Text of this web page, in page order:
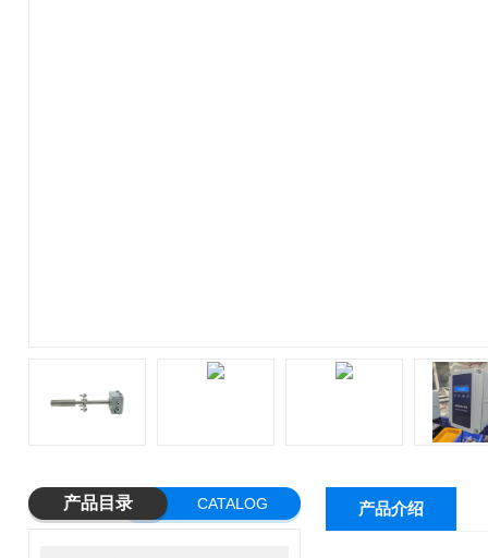
产品目录 CATALOG 产品介绍